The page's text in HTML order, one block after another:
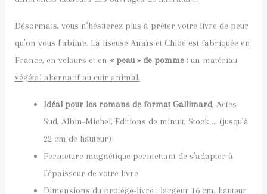
Désormais, vous n’hésiterez plus à prêter votre livre de peur
qu’on vous l’abîme. La liseuse Anaïs et Chloé est fabriquée en
France, en velours et en « peau » de pomme : un matériau
végétal alternatif au cuir animal.
Idéal pour les romans de format Gallimard, Actes
Sud, Albin-Michel, Editions de minuit, Stock … (jusqu’à
22 cm de hauteur)
Fermeture magnétique permettant de s’adapter à
l’épaisseur de votre livre
Dimensions du protège-livre : largeur 16 cm, hauteur